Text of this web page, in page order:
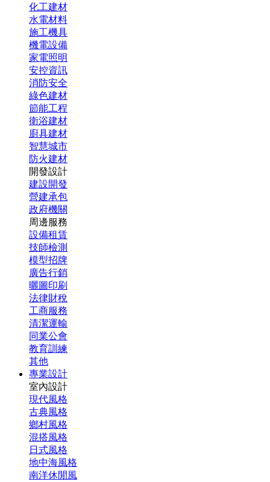
化工建材
水電材料
施工機具
機電設備
家電照明
安控資訊
消防安全
綠色建材
節能工程
衛浴建材
廚具建材
智慧城市
防火建材
開發設計
建設開發
營建承包
政府機關
周邊服務
設備租賃
技師檢測
模型招牌
廣告行銷
曬圖印刷
法律財稅
工商服務
清潔運輸
同業公會
教育訓練
其他
專業設計
室內設計
現代風格
古典風格
鄉村風格
混搭風格
日式風格
地中海風格
南洋休閒風